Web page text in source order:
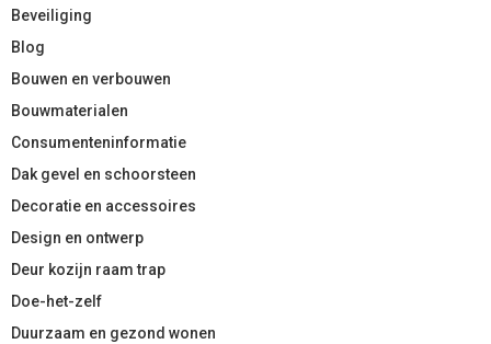
Beveiliging
Blog
Bouwen en verbouwen
Bouwmaterialen
Consumenteninformatie
Dak gevel en schoorsteen
Decoratie en accessoires
Design en ontwerp
Deur kozijn raam trap
Doe-het-zelf
Duurzaam en gezond wonen